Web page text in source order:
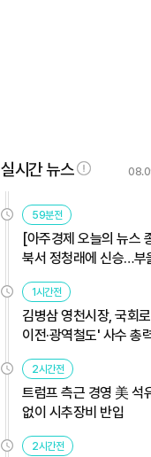
실시간 뉴스
59분전
[아주경제 오늘의 뉴스
북서 정청래에 신승…부
었다 外
1시간전
김병삼 영천시장, 국회
이전·광역철도' 사수 총
2시간전
트럼프 측근 경영 美 석
없이 시추장비 반입
2시간전